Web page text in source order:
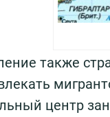
также
центр